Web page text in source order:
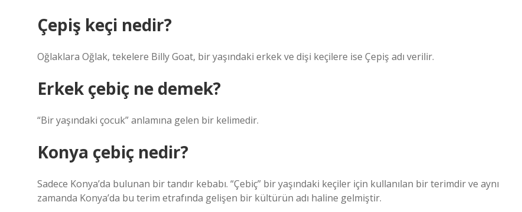
Çepiş keçi nedir?
Oğlaklara Oğlak, tekelere Billy Goat, bir yaşındaki erkek ve dişi keçilere ise Çepiş adı verilir.
Erkek çebiç ne demek?
“Bir yaşındaki çocuk” anlamına gelen bir kelimedir.
Konya çebiç nedir?
Sadece Konya’da bulunan bir tandır kebabı. “Çebiç” bir yaşındaki keçiler için kullanılan bir terimdir ve aynı
zamanda Konya’da bu terim etrafında gelişen bir kültürün adı haline gelmiştir.